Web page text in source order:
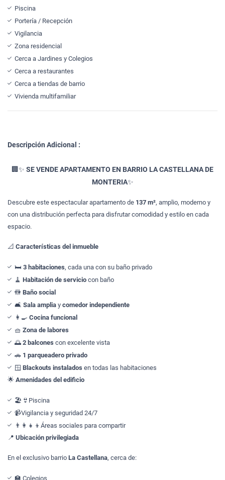
Piscina
Portería / Recepción
Vigilancia
Zona residencial
Cerca a Jardines y Colegios
Cerca a restaurantes
Cerca a tiendas de barrio
Vivienda multifamiliar
Descripción Adicional :
🏢✨ SE VENDE APARTAMENTO EN BARRIO LA CASTELLANA DE
MONTERIA✨
Descubre este espectacular apartamento de 137 m², amplio, moderno y
con una distribución perfecta para disfrutar comodidad y estilo en cada
espacio.
📐 Características del inmueble
🛏️ 3 habitaciones, cada una con su baño privado
🧹 Habitación de servicio con baño
🚻 Baño social
🛋️ Sala amplia y comedor independiente
👩‍🍳 Cocina funcional
🧺 Zona de labores
🌅 2 balcones con excelente vista
🚗 1 parqueadero privado
🪟 Blackouts instalados en todas las habitaciones
🌟 Amenidades del edificio
🏖️👙Piscina
📹Vigilancia y seguridad 24/7
👨‍👩‍👧‍👦Áreas sociales para compartir
📍 Ubicación privilegiada
En el exclusivo barrio La Castellana, cerca de:
🏫 Colegios